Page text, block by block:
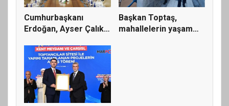
Cumhurbaşkanı
Erdoğan, Ayser Çalık
Başkan Toptaş,
mahallelerin yaşam